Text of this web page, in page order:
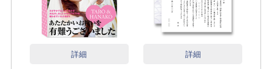
詳細 詳細